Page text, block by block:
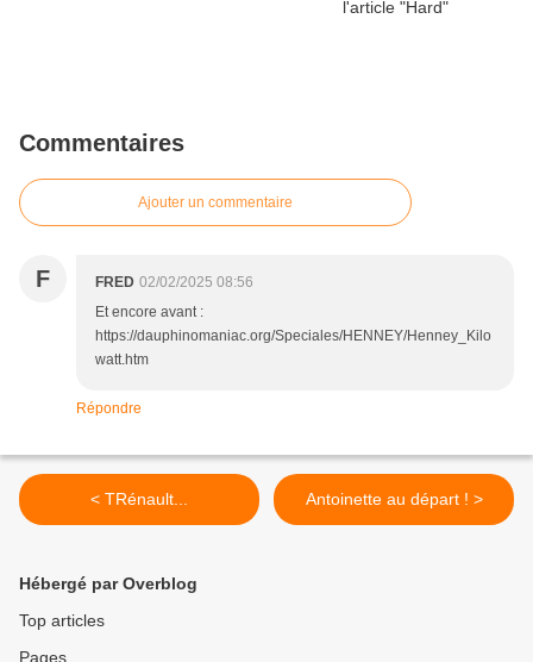
Commentaires
Ajouter un commentaire
F FRED 02/02/2025 08:56
Et encore avant :
https://dauphinomaniac.org/Speciales/HENNEY/Henney_Kilo
watt.htm
Répondre
< TRénault... Antoinette au départ ! >
Hébergé par Overblog
Top articles
Pages